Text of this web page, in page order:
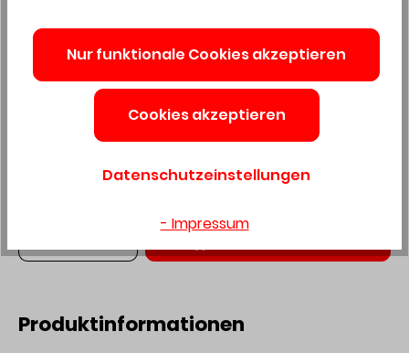
3-6
Bandbreite
20
Anzahl
Produktinformationen
Nur funktionale Cookies akzeptieren
Cookies akzeptieren
Datenschutzeinstellungen
- Impressum